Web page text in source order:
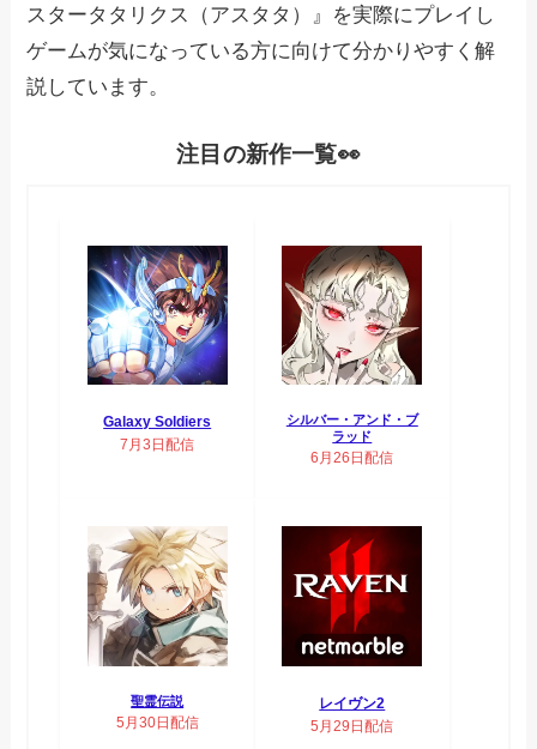
スタータタリクス（アスタタ）』を実際にプレイし
ゲームが気になっている方に向けて分かりやすく解
説しています。
注目の新作一覧👀
Galaxy Soldiers
7月3日配信
シルバー・アンド・ブ
ラッド
6月26日配信
聖霊伝説
5月30日配信
レイヴン2
5月29日配信